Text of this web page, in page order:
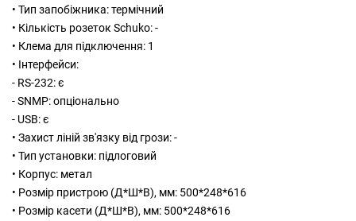
• Тип запобіжника: термічний
• Кількість розеток Schuko: -
• Клема для підключення: 1
• Інтерфейси:
- RS-232: є
- SNMP: опціонально
- USB: є
• Захист ліній зв'язку від грози: -
• Тип установки: підлоговий
• Корпус: метал
• Розмір пристрою (Д*Ш*В), мм: 500*248*616
• Розмір касети (Д*Ш*В), мм: 500*248*616